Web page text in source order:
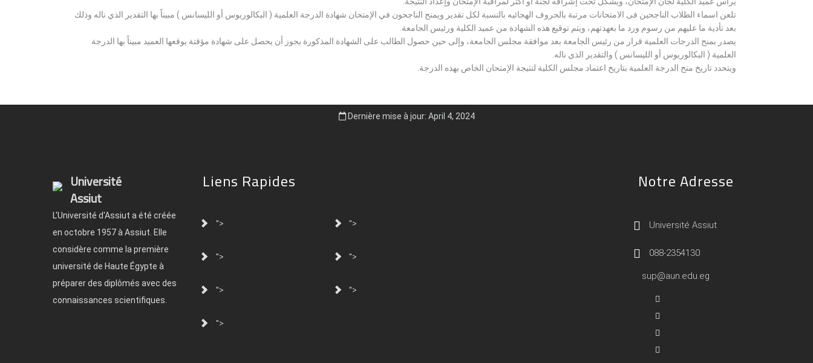
تلعن اسماء الطلاب الناجحين فى الامتحانات مرتبة بالحروف الهجائيه بالنسبة لكل تقدير ويمنح الناجحون في الإمتحان شهادة الدرجة العلمية ( البكالوريوس أو الليسانس ) مبيناً بها التقدير الذي ناله وذلك
بعد تأدية ما عليهم من رسوم ورد ما بعهدتهم، ويتم توقيع هذه الشهادة من عميد الكلية ورئيس الجامعة.
يصدر بمنح الدرجات العلمية قرار من رئيس الجامعة بعد موافقة مجلس الجامعة، وإلى حين حصول الطالب على الشهادة المذكورة يجوز أن يحصل على شهادة مؤقتة يوقعها العميد مبيناً بها الدرجة
العلمية ( البكالوريوس أو الليسانس ) والتقدير الذي ناله.
ويتحدد تاريخ منح الدرجة العلمية بتاريخ اعتماد مجلس الكلية لنتيجة الإمتحان الخاص بهذه الدرجة.
Dernière mise à jour: April 4, 2024
Université
Assiut
L'Université d'Assiut a été créée
en octobre 1957 à Assiut. Elle
considère comme la première
université de Haute Égypte à
préparer des diplômés avec des
connaissances scientifiques.
Liens Rapides
"> ">
"> ">
"> ">
">
Notre Adresse
Université Assiut
088-2354130
sup@aun.edu.eg